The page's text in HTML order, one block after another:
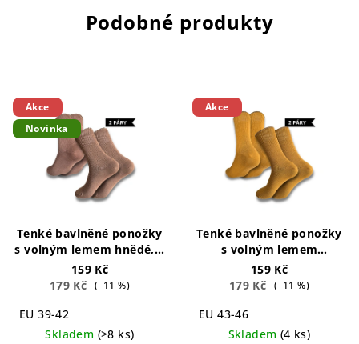
Podobné produkty
Akce
Novinka
Tenké bavlněné ponožky
s volným lemem hnědé, 2
Loose Top Cotton
Socks Brown 2-pack
159 Kč
179 Kč (–11 %)
EU 39-42
Skladem (>8 ks)
Akce
Tenké bavlněné ponožky
s volným lemem
hořčicové, 2 páry
Top Cotton Socks
159 Kč
179 Kč (–11 %)
EU 43-46
Skladem (4 ks)